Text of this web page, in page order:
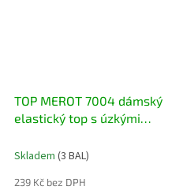
TOP MEROT 7004 dámský
elastický top s úzkými
Skladem (3 BAL)
239 Kč bez DPH